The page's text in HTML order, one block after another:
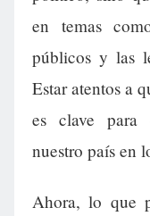
en temas
públicos y las
Estar atentos a
es clave para
nuestro país en
Ahora, lo que